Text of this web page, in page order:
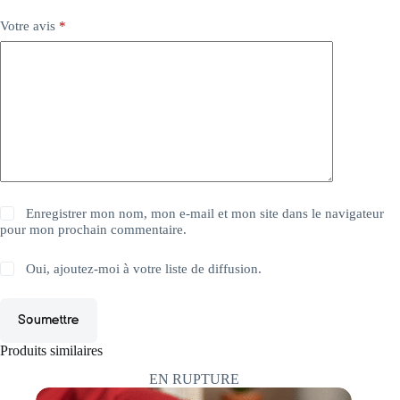
Votre avis *
Enregistrer mon nom, mon e-mail et mon site dans le navigateur
pour mon prochain commentaire.
Oui, ajoutez-moi à votre liste de diffusion.
Soumettre
Produits similaires
EN RUPTURE